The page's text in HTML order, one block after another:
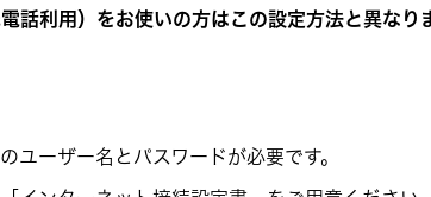
話利用）をお使いの方はこの設定方法と異なり
ユーザー名とパスワードが必要です。